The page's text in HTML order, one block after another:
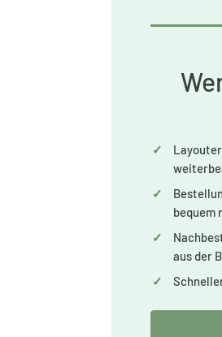
✓
✓
bequem
✓
aus der
✓